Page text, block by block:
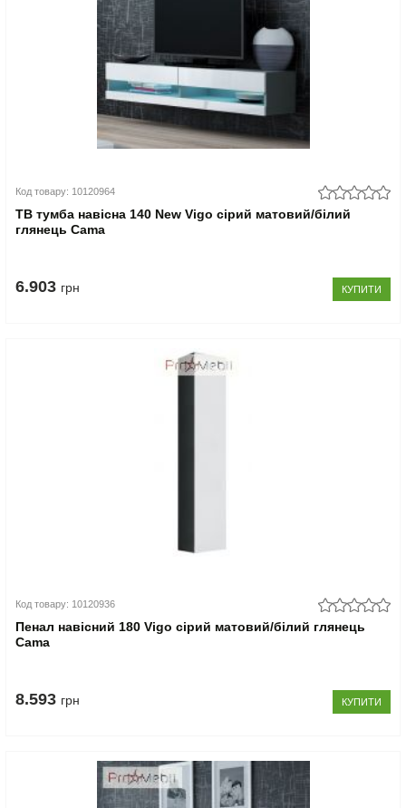
Код товару: 10120964
ТВ тумба навісна 140 New Vigo сірий матовий/білий
глянець Cama
6.903 грн КУПИТИ
Код товару: 10120936
Пенал навісний 180 Vigo сірий матовий/білий глянець
Cama
8.593 грн КУПИТИ